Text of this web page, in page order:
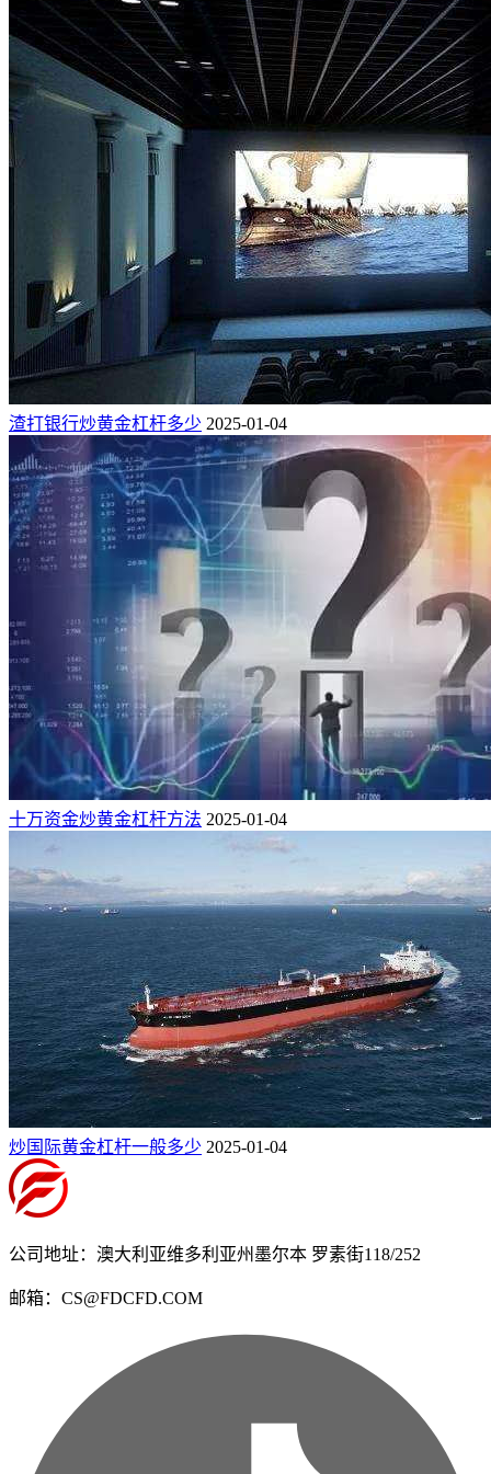
渣打银行炒黄金杠杆多少 2025-01-04
十万资金炒黄金杠杆方法 2025-01-04
炒国际黄金杠杆一般多少 2025-01-04
公司地址：澳大利亚维多利亚州墨尔本 罗素街118/252
邮箱：CS@FDCFD.COM